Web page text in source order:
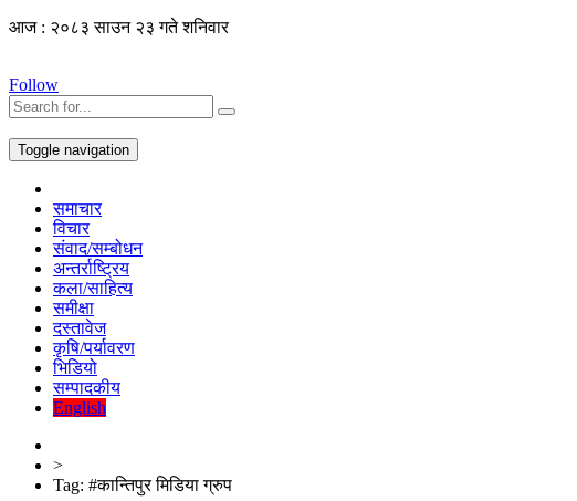
आज : २०८३ साउन २३ गते शनिवार
Follow
Toggle navigation
समाचार
विचार
संवाद/सम्बोधन
अन्तर्राष्ट्रिय
कला/साहित्य
समीक्षा
दस्तावेज
कृषि/पर्यावरण
भिडियो
सम्पादकीय
English
>
Tag: #कान्तिपुर मिडिया ग्रुप